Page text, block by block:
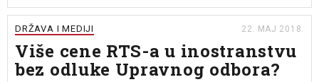
DRŽAVA I MEDIJI 22. MAJ 2018.
Više cene RTS-a u inostranstvu
bez odluke Upravnog odbora?